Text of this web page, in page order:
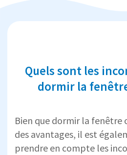
Quels sont les
dormir la
Bien que dormir la fenêtre
des avantages, il est
prendre en compte les